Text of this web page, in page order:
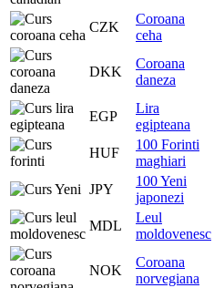
CZK
Coroana
ceha
DKK
Coroana
daneza
EGP
Lira
egipteana
HUF
100 Forinti
maghiari
JPY
100 Yeni
japonezi
MDL
Leul
moldovenesc
NOK
Coroana
norvegiana